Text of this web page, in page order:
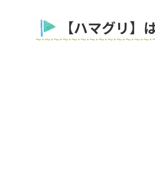
【ハマグリ